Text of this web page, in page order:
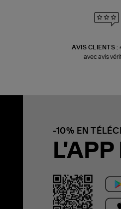
AVIS CLIENTS
avec avis
-10% EN
L'APP